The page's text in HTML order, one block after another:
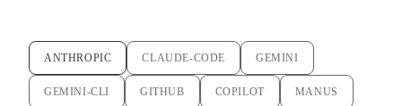
ANTHROPIC CLAUDE-CODE GEMINI
GEMINI-CLI GITHUB COPILOT MANUS